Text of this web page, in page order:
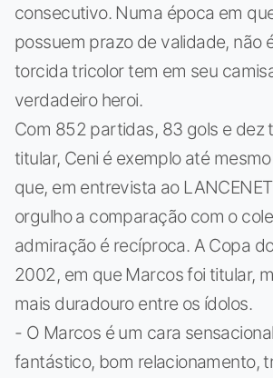
consecutivo. Numa época em
possuem prazo de validade, não
torcida tricolor tem em seu
verdadeiro heroi.
Com 852 partidas, 83 gols e dez
titular, Ceni é exemplo até
que, em entrevista ao
orgulho a comparação com o
admiração é recíproca. A Copa
2002, em que Marcos foi titular,
mais duradouro entre os ídolos.
- O Marcos é um cara
fantástico, bom relacionamento,